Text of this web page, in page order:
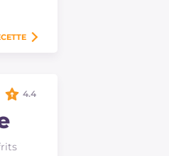
4.4